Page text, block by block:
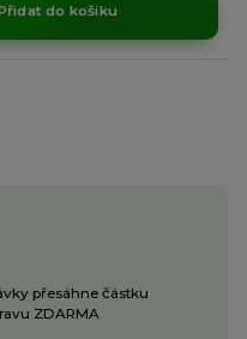
do košíku
přesáhne částku
ZDARMA